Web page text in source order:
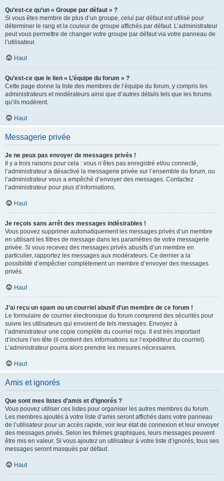
Qu’est-ce qu’un « Groupe par défaut » ?
Si vous êtes membre de plus d’un groupe, celui par défaut est utilisé pour
déterminer le rang et la couleur de groupe affichés par défaut. L’administrateur
peut vous permettre de changer votre groupe par défaut via votre panneau de
l’utilisateur.
Haut
Qu’est-ce que le lien « L’équipe du forum » ?
Cette page donne la liste des membres de l’équipe du forum, y compris les
administrateurs et modérateurs ainsi que d’autres détails tels que les forums
qu’ils modèrent.
Haut
Messagerie privée
Je ne peux pas envoyer de messages privés !
Il y a trois raisons pour cela : vous n’êtes pas enregistré et/ou connecté,
l’administrateur a désactivé la messagerie privée sur l’ensemble du forum, ou
l’administrateur vous a empêché d’envoyer des messages. Contactez
l’administrateur pour plus d’informations.
Haut
Je reçois sans arrêt des messages indésirables !
Vous pouvez supprimer automatiquement les messages privés d’un membre
en utilisant les filtres de message dans les paramètres de votre messagerie
privée. Si vous recevez des messages privés abusifs d’un membre en
particulier, rapportez les messages aux modérateurs. Ce dernier a la
possibilité d’empêcher complètement un membre d’envoyer des messages
privés.
Haut
J’ai reçu un spam ou un courriel abusif d’un membre de ce forum !
Le formulaire de courrier électronique du forum comprend des sécurités pour
suivre les utilisateurs qui envoient de tels messages. Envoyez à
l’administrateur une copie complète du courriel reçu. Il est très important
d’inclure l’en-tête (il contient des informations sur l’expéditeur du courriel).
L’administrateur pourra alors prendre les mesures nécessaires.
Haut
Amis et ignorés
Que sont mes listes d’amis et d’ignorés ?
Vous pouvez utiliser ces listes pour organiser les autres membres du forum.
Les membres ajoutés à votre liste d’amis seront affichés dans votre panneau
de l’utilisateur pour un accès rapide, voir leur état de connexion et leur envoyer
des messages privés. Selon les thèmes graphiques, leurs messages peuvent
être mis en valeur. Si vous ajoutez un utilisateur à votre liste d’ignorés, tous ses
messages seront masqués par défaut.
Haut